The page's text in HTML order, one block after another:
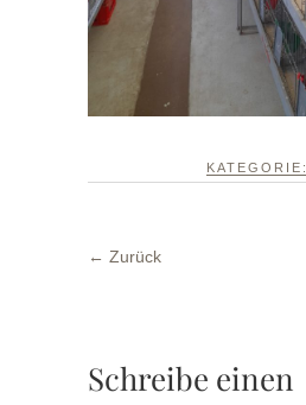
KATEGORIE:
← Zurück
Schreibe einen